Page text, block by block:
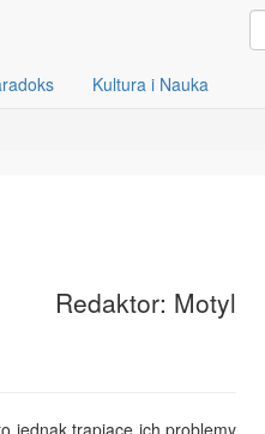
Kultura i Nauka
Redaktor: Motyl
jednak trapiące ich problemy